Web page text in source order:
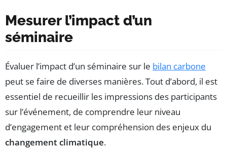
Mesurer l’impact d’un
séminaire
Évaluer l’impact d’un séminaire sur le bilan carbone
peut se faire de diverses manières. Tout d’abord, il est
essentiel de recueillir les impressions des participants
sur l’événement, de comprendre leur niveau
d’engagement et leur compréhension des enjeux du
changement climatique.